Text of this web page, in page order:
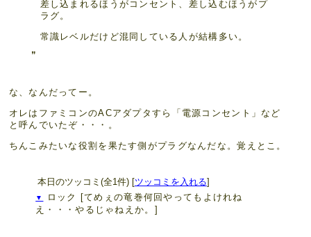
差し込まれるほうがコンセント、差し込むほうがプ
ラグ。
常識レベルだけど混同している人が結構多い。
な、なんだってー。
オレはファミコンのACアダプタすら「電源コンセント」など
と呼んでいたぞ・・・。
ちんこみたいな役割を果たす側がプラグなんだな。覚えとこ。
本日のツッコミ(全1件) [ツッコミを入れる]
▼ ロック
[てめぇの竜巻何回やってもよけれね
え・・・やるじゃねえか。]